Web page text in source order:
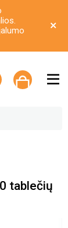
tablečių